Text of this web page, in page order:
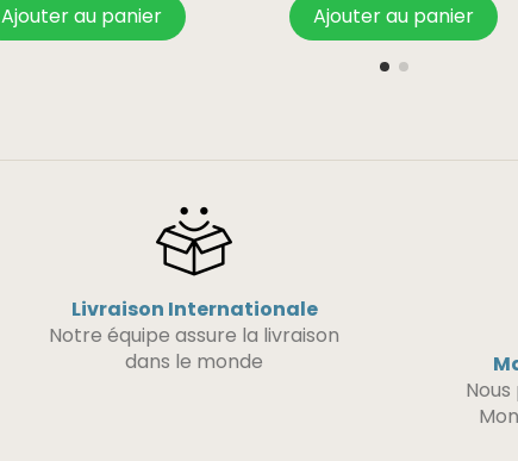
Ajouter au panier Ajouter au panier
Livraison Internationale
Notre équipe assure la livraison
dans le monde